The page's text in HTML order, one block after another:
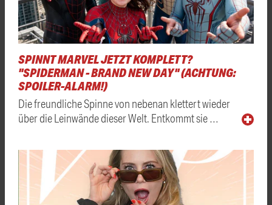
SPINNT MARVEL JETZT KOMPLETT?
"SPIDERMAN - BRAND NEW DAY" (ACHTUNG:
SPOILER-ALARM!)
Die freundliche Spinne von nebenan klettert wieder
über die Leinwände dieser Welt. Entkommt sie …